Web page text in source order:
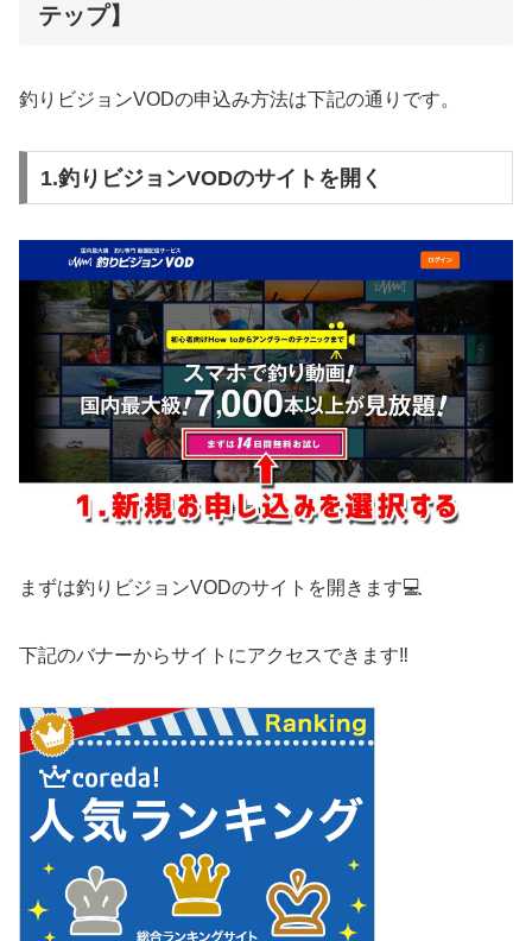
テップ】
釣りビジョンVODの申込み方法は下記の通りです。
1.釣りビジョンVODのサイトを開く
まずは釣りビジョンVODのサイトを開きます💻
下記のバナーからサイトにアクセスできます‼️